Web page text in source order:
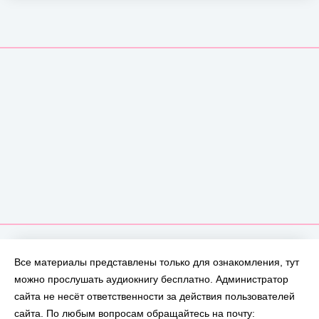
Все материалы представлены только для ознакомления, тут
можно прослушать аудиокнигу бесплатно. Администратор
сайта не несёт ответственности за действия пользователей
сайта. По любым вопросам обращайтесь на почту: